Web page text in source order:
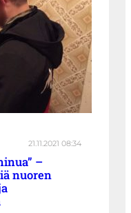
21.11.2021 08:34
–
nuoren